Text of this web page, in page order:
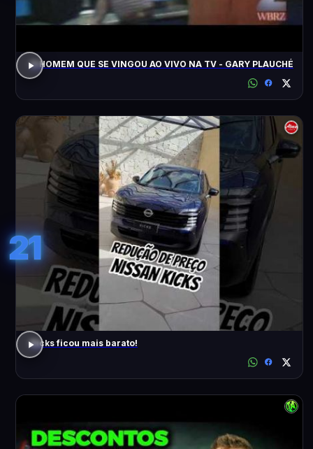
O HOMEM QUE SE VINGOU AO VIVO NA TV - GARY PLAUCHÉ
21
Kicks ficou mais barato!